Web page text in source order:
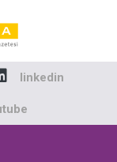
linkedin